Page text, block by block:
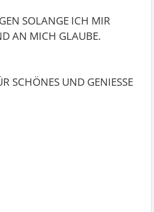
SOLANGE ICH MIR
AN MICH GLAUBE.
SCHÖNES UND GENIESSE